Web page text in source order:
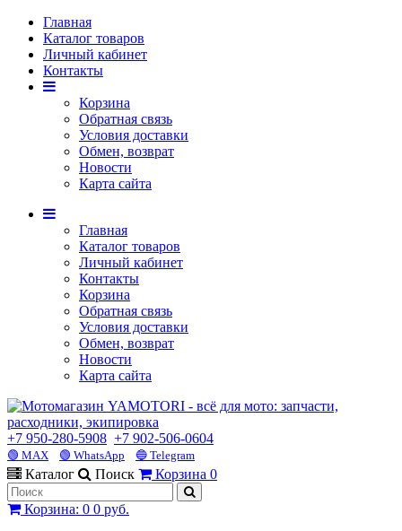
Главная
Каталог товаров
Личный кабинет
Контакты
Корзина
Обратная связь
Условия доставки
Обмен, возврат
Новости
Карта сайта
Главная
Каталог товаров
Личный кабинет
Контакты
Корзина
Обратная связь
Условия доставки
Обмен, возврат
Новости
Карта сайта
+7 950-280-5908 +7 902-506-0604
🟢 MAX 🟢 WhatsApp 🔵 Telegram
Каталог Поиск Корзина 0
Корзина: 0 0 руб.